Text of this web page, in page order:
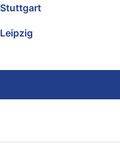
Stuttgart
Leipzig